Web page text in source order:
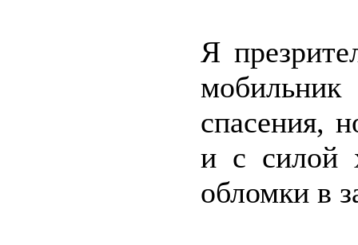
Я
спасения,
и с силой
обломки в